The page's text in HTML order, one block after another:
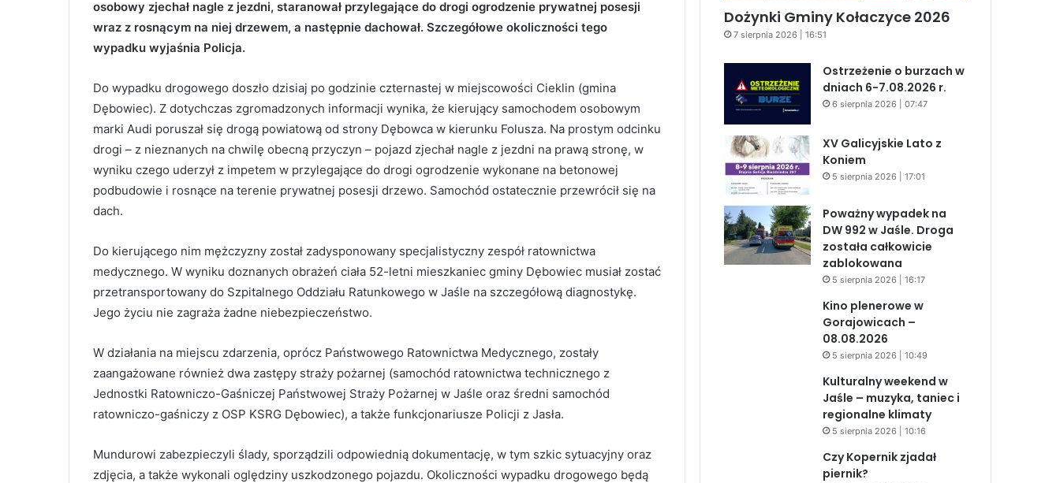
osobowy zjechał nagle z jezdni, staranował przylegające do drogi ogrodzenie prywatnej posesji
wraz z rosnącym na niej drzewem, a następnie dachował. Szczegółowe okoliczności tego
wypadku wyjaśnia Policja.
Do wypadku drogowego doszło dzisiaj po godzinie czternastej w miejscowości Cieklin (gmina
Dębowiec). Z dotychczas zgromadzonych informacji wynika, że kierujący samochodem osobowym
marki Audi poruszał się drogą powiatową od strony Dębowca w kierunku Folusza. Na prostym odcinku
drogi – z nieznanych na chwilę obecną przyczyn – pojazd zjechał nagle z jezdni na prawą stronę, w
wyniku czego uderzył z impetem w przylegające do drogi ogrodzenie wykonane na betonowej
podbudowie i rosnące na terenie prywatnej posesji drzewo. Samochód ostatecznie przewrócił się na
dach.
Do kierującego nim mężczyzny został zadysponowany specjalistyczny zespół ratownictwa
medycznego. W wyniku doznanych obrażeń ciała 52-letni mieszkaniec gminy Dębowiec musiał zostać
przetransportowany do Szpitalnego Oddziału Ratunkowego w Jaśle na szczegółową diagnostykę.
Jego życiu nie zagraża żadne niebezpieczeństwo.
W działania na miejscu zdarzenia, oprócz Państwowego Ratownictwa Medycznego, zostały
zaangażowane również dwa zastępy straży pożarnej (samochód ratownictwa technicznego z
Jednostki Ratowniczo-Gaśniczej Państwowej Straży Pożarnej w Jaśle oraz średni samochód
ratowniczo-gaśniczy z OSP KSRG Dębowiec), a także funkcjonariusze Policji z Jasła.
Mundurowi zabezpieczyli ślady, sporządzili odpowiednią dokumentację, w tym szkic sytuacyjny oraz
zdjęcia, a także wykonali oględziny uszkodzonego pojazdu. Okoliczności wypadku drogowego będą
Dożynki Gminy Kołaczyce 2026
7 sierpnia 2026 | 16:51
Ostrzeżenie o burzach w
dniach 6-7.08.2026 r.
6 sierpnia 2026 | 07:47
XV Galicyjskie Lato z
Koniem
5 sierpnia 2026 | 17:01
Poważny wypadek na
DW 992 w Jaśle. Droga
została całkowicie
zablokowana
5 sierpnia 2026 | 16:17
Kino plenerowe w
Gorajowicach –
08.08.2026
5 sierpnia 2026 | 10:49
Kulturalny weekend w
Jaśle – muzyka, taniec i
regionalne klimaty
5 sierpnia 2026 | 10:16
Czy Kopernik zjadał
piernik?